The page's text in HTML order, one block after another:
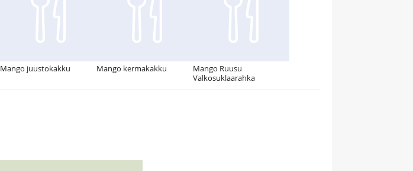
Mango juustokakku Mango kermakakku
Mango Ruusu
Valkosuklaarahka